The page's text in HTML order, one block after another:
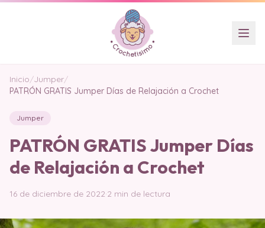
Inicio/Jumper/
PATRÓN GRATIS Jumper Días de Relajación a Crochet
Jumper
PATRÓN GRATIS Jumper Días
de Relajación a Crochet
16 de diciembre de 2022·2 min de lectura